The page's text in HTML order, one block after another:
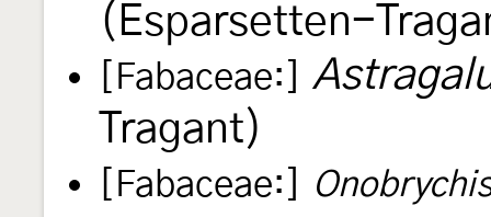
(Esparsetten-
[Fabaceae:]
Tragant)
[Fabaceae:]